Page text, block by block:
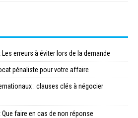
erreurs à éviter lors de la demande
pénaliste pour votre affaire
: clauses clés à négocier
faire en cas de non réponse